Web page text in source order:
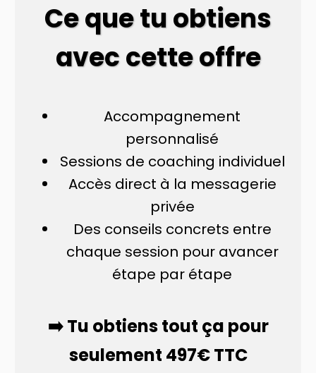
Ce que tu obtiens
avec cette offre
Accompagnement
personnalisé
Sessions de coaching individuel
Accès direct à la messagerie
privée
Des conseils concrets entre
chaque session pour avancer
étape par étape
➡️ Tu obtiens tout ça pour
seulement 497€ TTC